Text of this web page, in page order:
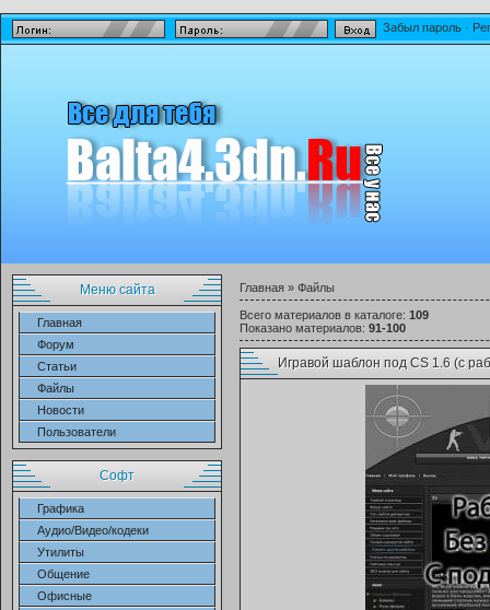
Забыл пароль ·
Меню сайта
Главная
Форум
Статьи
Файлы
Новости
Пользователи
Софт
Графика
Аудио/Видео/кодеки
Утилиты
Общение
Офисные
Главная » Файлы
Всего материалов в каталоге: 109
Показано материалов: 91-100
Игравой шаблон под CS 1.6 (с